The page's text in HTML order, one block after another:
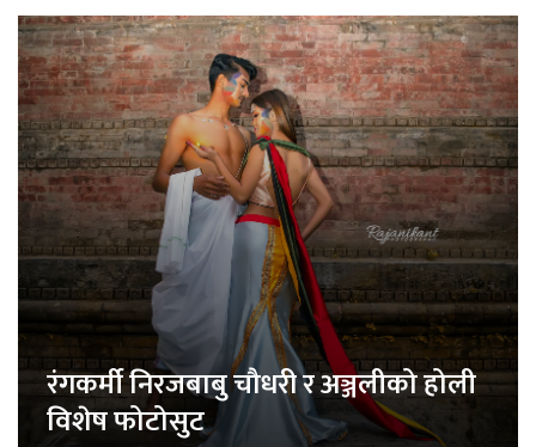
रंगकर्मी निरजबाबु चौधरी र अञ्जलीको होली
विशेष फोटोसुट